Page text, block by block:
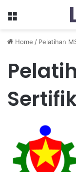
Menu
Home / Pelatihan